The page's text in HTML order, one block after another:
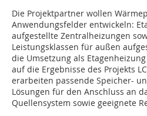
Die Projektpartner wollen
Anwendungsfelder entwickeln:
aufgestellte Zentralheizungen
Leistungsklassen für außen
die Umsetzung als
auf die Ergebnisse des Projekts
erarbeiten passende Speicher-
Lösungen für den Anschluss an
Quellensystem sowie geeignete